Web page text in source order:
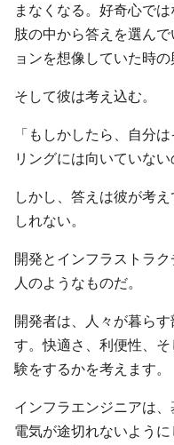
まなくなる。好奇心で
肢の中から答えを選ん
ョンを想像していた時
そして彼は考え込む。
「もしかしたら、自分
リングには向いていない
しかし、答えは彼が考
しれない。
開発とインフラストラ
人のようなものだ。
開発者は、人々が暮ら
す。快適さ、利便性、
験をするかを考えます。
インフラエンジニアは、
電気が途切れないよう